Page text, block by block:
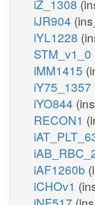
iZ_1308
iJR904
iYL1228
STM_v1_0
iMM1415
iY75_1357
iYO844
RECON1
iAF1260b
iCHOv1